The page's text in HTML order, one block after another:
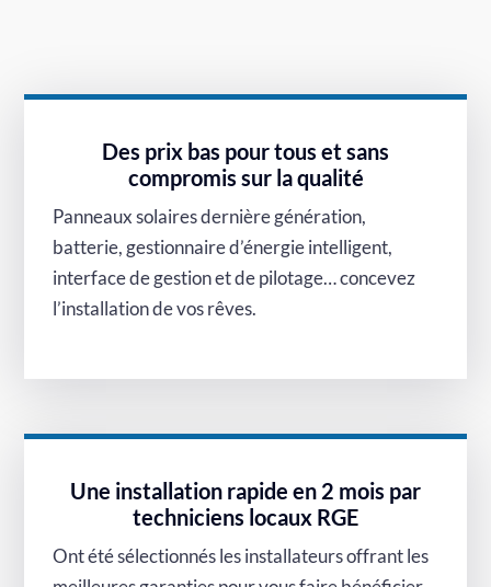
Des prix bas pour tous et sans
compromis sur la qualité
Panneaux solaires dernière génération,
batterie, gestionnaire d’énergie intelligent,
interface de gestion et de pilotage… concevez
l’installation de vos rêves.
Une installation rapide en 2 mois par
techniciens locaux RGE
Ont été sélectionnés les installateurs offrant les